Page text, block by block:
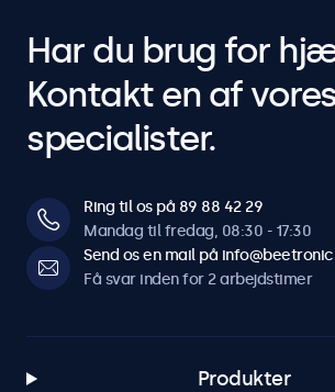
Har du brug for
Kontakt en af
specialister.
Ring til os på 89 88 42 29
Mandag til fredag, 08:30 - 17:30
Send os en mail på
Få svar inden for 2 arbejdstimer
Produkter